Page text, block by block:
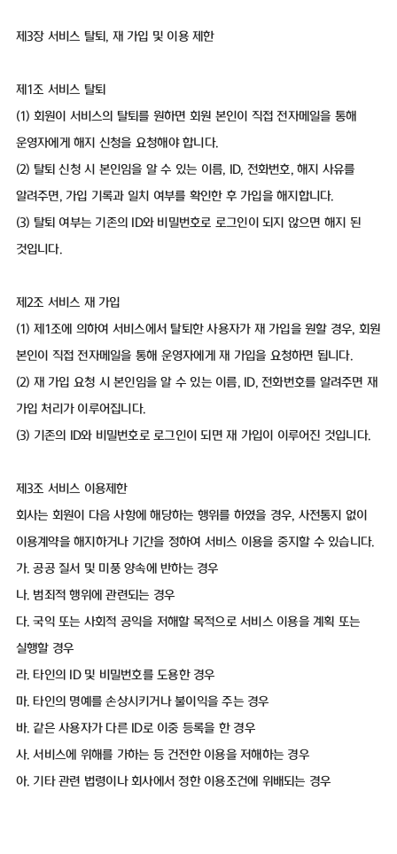
제3장 서비스 탈퇴, 재 가입 및 이용 제한
제1조 서비스 탈퇴
(1) 회원이 서비스의 탈퇴를 원하면 회원 본인이 직접 전자메일을 통해
운영자에게 해지 신청을 요청해야 합니다.
(2) 탈퇴 신청 시 본인임을 알 수 있는 이름, ID, 전화번호, 해지 사유를
알려주면, 가입 기록과 일치 여부를 확인한 후 가입을 해지합니다.
(3) 탈퇴 여부는 기존의 ID와 비밀번호로 로그인이 되지 않으면 해지 된
것입니다.
제2조 서비스 재 가입
(1) 제1조에 의하여 서비스에서 탈퇴한 사용자가 재 가입을 원할 경우, 회원
본인이 직접 전자메일을 통해 운영자에게 재 가입을 요청하면 됩니다.
(2) 재 가입 요청 시 본인임을 알 수 있는 이름, ID, 전화번호를 알려주면 재
가입 처리가 이루어집니다.
(3) 기존의 ID와 비밀번호로 로그인이 되면 재 가입이 이루어진 것입니다.
제3조 서비스 이용제한
회사는 회원이 다음 사항에 해당하는 행위를 하였을 경우, 사전통지 없이
이용계약을 해지하거나 기간을 정하여 서비스 이용을 중지할 수 있습니다.
가. 공공 질서 및 미풍 양속에 반하는 경우
나. 범죄적 행위에 관련되는 경우
다. 국익 또는 사회적 공익을 저해할 목적으로 서비스 이용을 계획 또는
실행할 경우
라. 타인의 ID 및 비밀번호를 도용한 경우
마. 타인의 명예를 손상시키거나 불이익을 주는 경우
바. 같은 사용자가 다른 ID로 이중 등록을 한 경우
사. 서비스에 위해를 가하는 등 건전한 이용을 저해하는 경우
아. 기타 관련 법령이나 회사에서 정한 이용조건에 위배되는 경우